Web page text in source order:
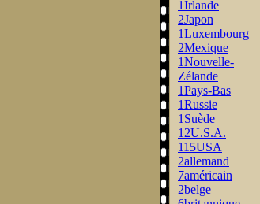
1Irlande
2Japon
1Luxembourg
2Mexique
1Nouvelle-
Zélande
1Pays-Bas
1Russie
1Suède
12U.S.A.
115USA
2allemand
7américain
2belge